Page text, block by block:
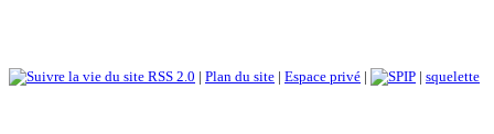
RSS 2.0 | Plan du site | Espace privé | | squelette